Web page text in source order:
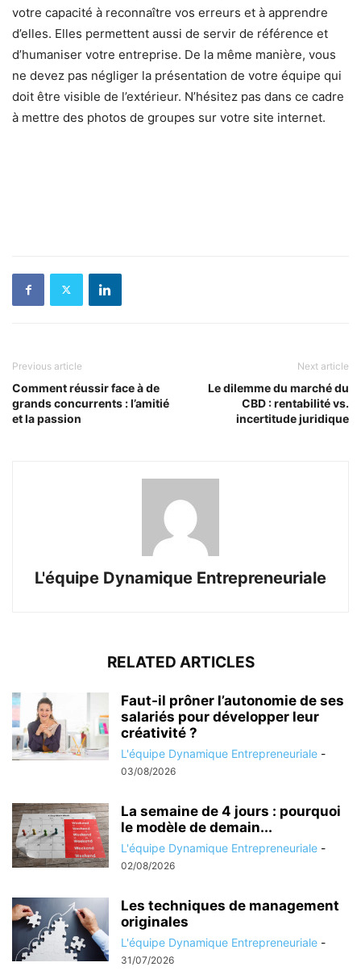
votre capacité à reconnaître vos erreurs et à apprendre
d’elles. Elles permettent aussi de servir de référence et
d’humaniser votre entreprise. De la même manière, vous
ne devez pas négliger la présentation de votre équipe qui
doit être visible de l’extérieur. N’hésitez pas dans ce cadre
à mettre des photos de groupes sur votre site internet.
Previous article
Comment réussir face à de
grands concurrents : l’amitié
et la passion
Next article
Le dilemme du marché du
CBD : rentabilité vs.
incertitude juridique
L'équipe Dynamique Entrepreneuriale
RELATED ARTICLES
Faut-il prôner l’autonomie de ses
salariés pour développer leur
créativité ?
L'équipe Dynamique Entrepreneuriale -
03/08/2026
La semaine de 4 jours : pourquoi
le modèle de demain...
L'équipe Dynamique Entrepreneuriale -
02/08/2026
Les techniques de management
originales
L'équipe Dynamique Entrepreneuriale -
31/07/2026